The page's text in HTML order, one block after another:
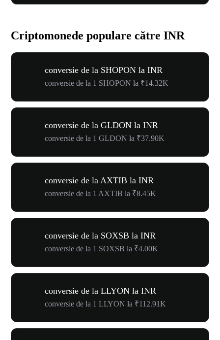
Criptomonede populare către INR
conversie de la SHOPON la INR
conversie de la 1 SHOPON la ₹14.32K
conversie de la GLDON la INR
conversie de la 1 GLDON la ₹37.90K
conversie de la AXTIB la INR
conversie de la 1 AXTIB la ₹8.45K
conversie de la SOXSB la INR
conversie de la 1 SOXSB la ₹4.00K
conversie de la LLYON la INR
conversie de la 1 LLYON la ₹112.91K